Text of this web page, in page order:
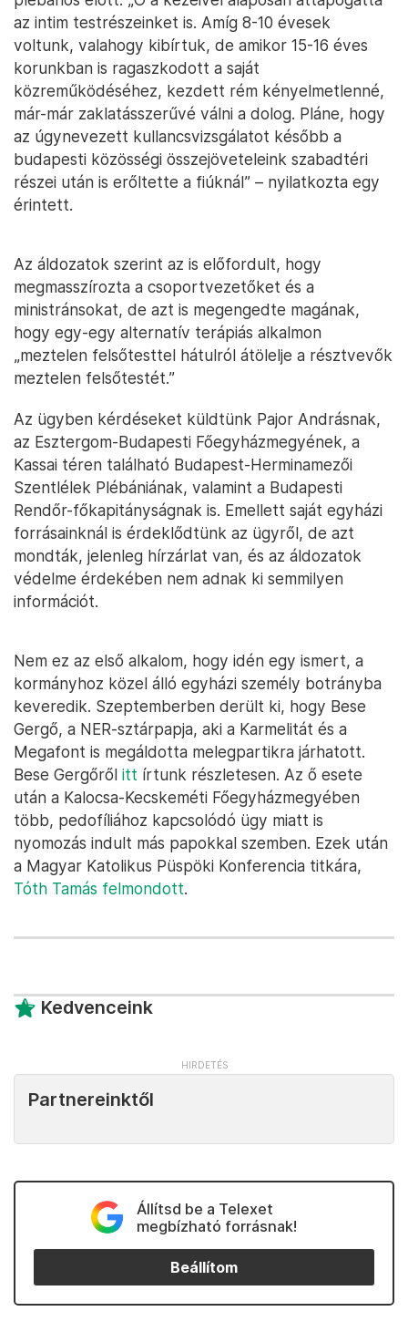
az intim testrészeinket is. Amíg 8-10 évesek
voltunk, valahogy kibírtuk, de amikor 15-16 éves
korunkban is ragaszkodott a saját
közreműködéséhez, kezdett rém kényelmetlenné,
már-már zaklatásszerűvé válni a dolog. Pláne, hogy
az úgynevezett kullancsvizsgálatot később a
budapesti közösségi összejöveteleink szabadtéri
részei után is erőltette a fiúknál” – nyilatkozta egy
érintett.
Az áldozatok szerint az is előfordult, hogy
megmasszírozta a csoportvezetőket és a
ministránsokat, de azt is megengedte magának,
hogy egy-egy alternatív terápiás alkalmon
„meztelen felsőtesttel hátulról átölelje a résztvevők
meztelen felsőtestét.”
Az ügyben kérdéseket küldtünk Pajor Andrásnak,
az Esztergom-Budapesti Főegyházmegyének, a
Kassai téren található Budapest-Herminamezői
Szentlélek Plébániának, valamint a Budapesti
Rendőr-főkapitányságnak is. Emellett saját egyházi
forrásainknál is érdeklődtünk az ügyről, de azt
mondták, jelenleg hírzárlat van, és az áldozatok
védelme érdekében nem adnak ki semmilyen
információt.
Nem ez az első alkalom, hogy idén egy ismert, a
kormányhoz közel álló egyházi személy botrányba
keveredik. Szeptemberben derült ki, hogy Bese
Gergő, a NER-sztárpapja, aki a Karmelitát és a
Megafont is megáldotta melegpartikra járhatott.
Bese Gergőről itt írtunk részletesen. Az ő esete
után a Kalocsa-Kecskeméti Főegyházmegyében
több, pedofíliához kapcsolódó ügy miatt is
nyomozás indult más papokkal szemben. Ezek után
a Magyar Katolikus Püspöki Konferencia titkára,
Tóth Tamás felmondott.
Kedvenceink
Partnereinktől
Állítsd be a Telexet
megbízható forrásnak!
Beállítom